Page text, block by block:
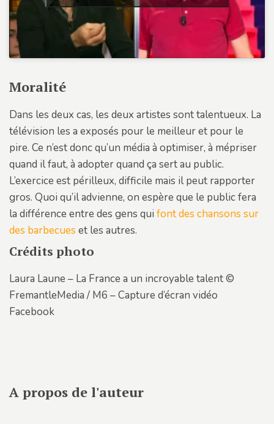
Moralité
Dans les deux cas, les deux artistes sont talentueux. La
télévision les a exposés pour le meilleur et pour le
pire. Ce n’est donc qu’un média à optimiser, à mépriser
quand il faut, à adopter quand ça sert au public.
L’exercice est périlleux, difficile mais il peut rapporter
gros. Quoi qu’il advienne, on espère que le public fera
la différence entre des gens qui font des chansons sur
des barbecues et les autres.
Crédits photo
Laura Laune – La France a un incroyable talent ©
FremantleMedia / M6 – Capture d’écran vidéo
Facebook
A propos de l'auteur